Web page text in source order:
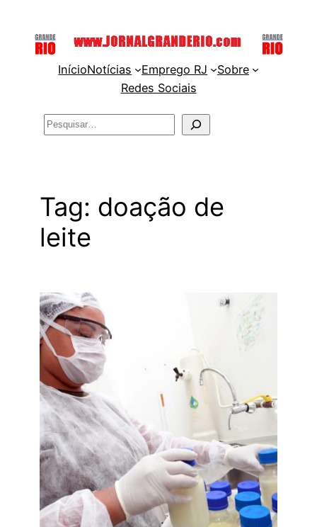
InícioNotícias Emprego RJ
Sobre
Redes Sociais
Pesquisar
Tag: doação de
leite